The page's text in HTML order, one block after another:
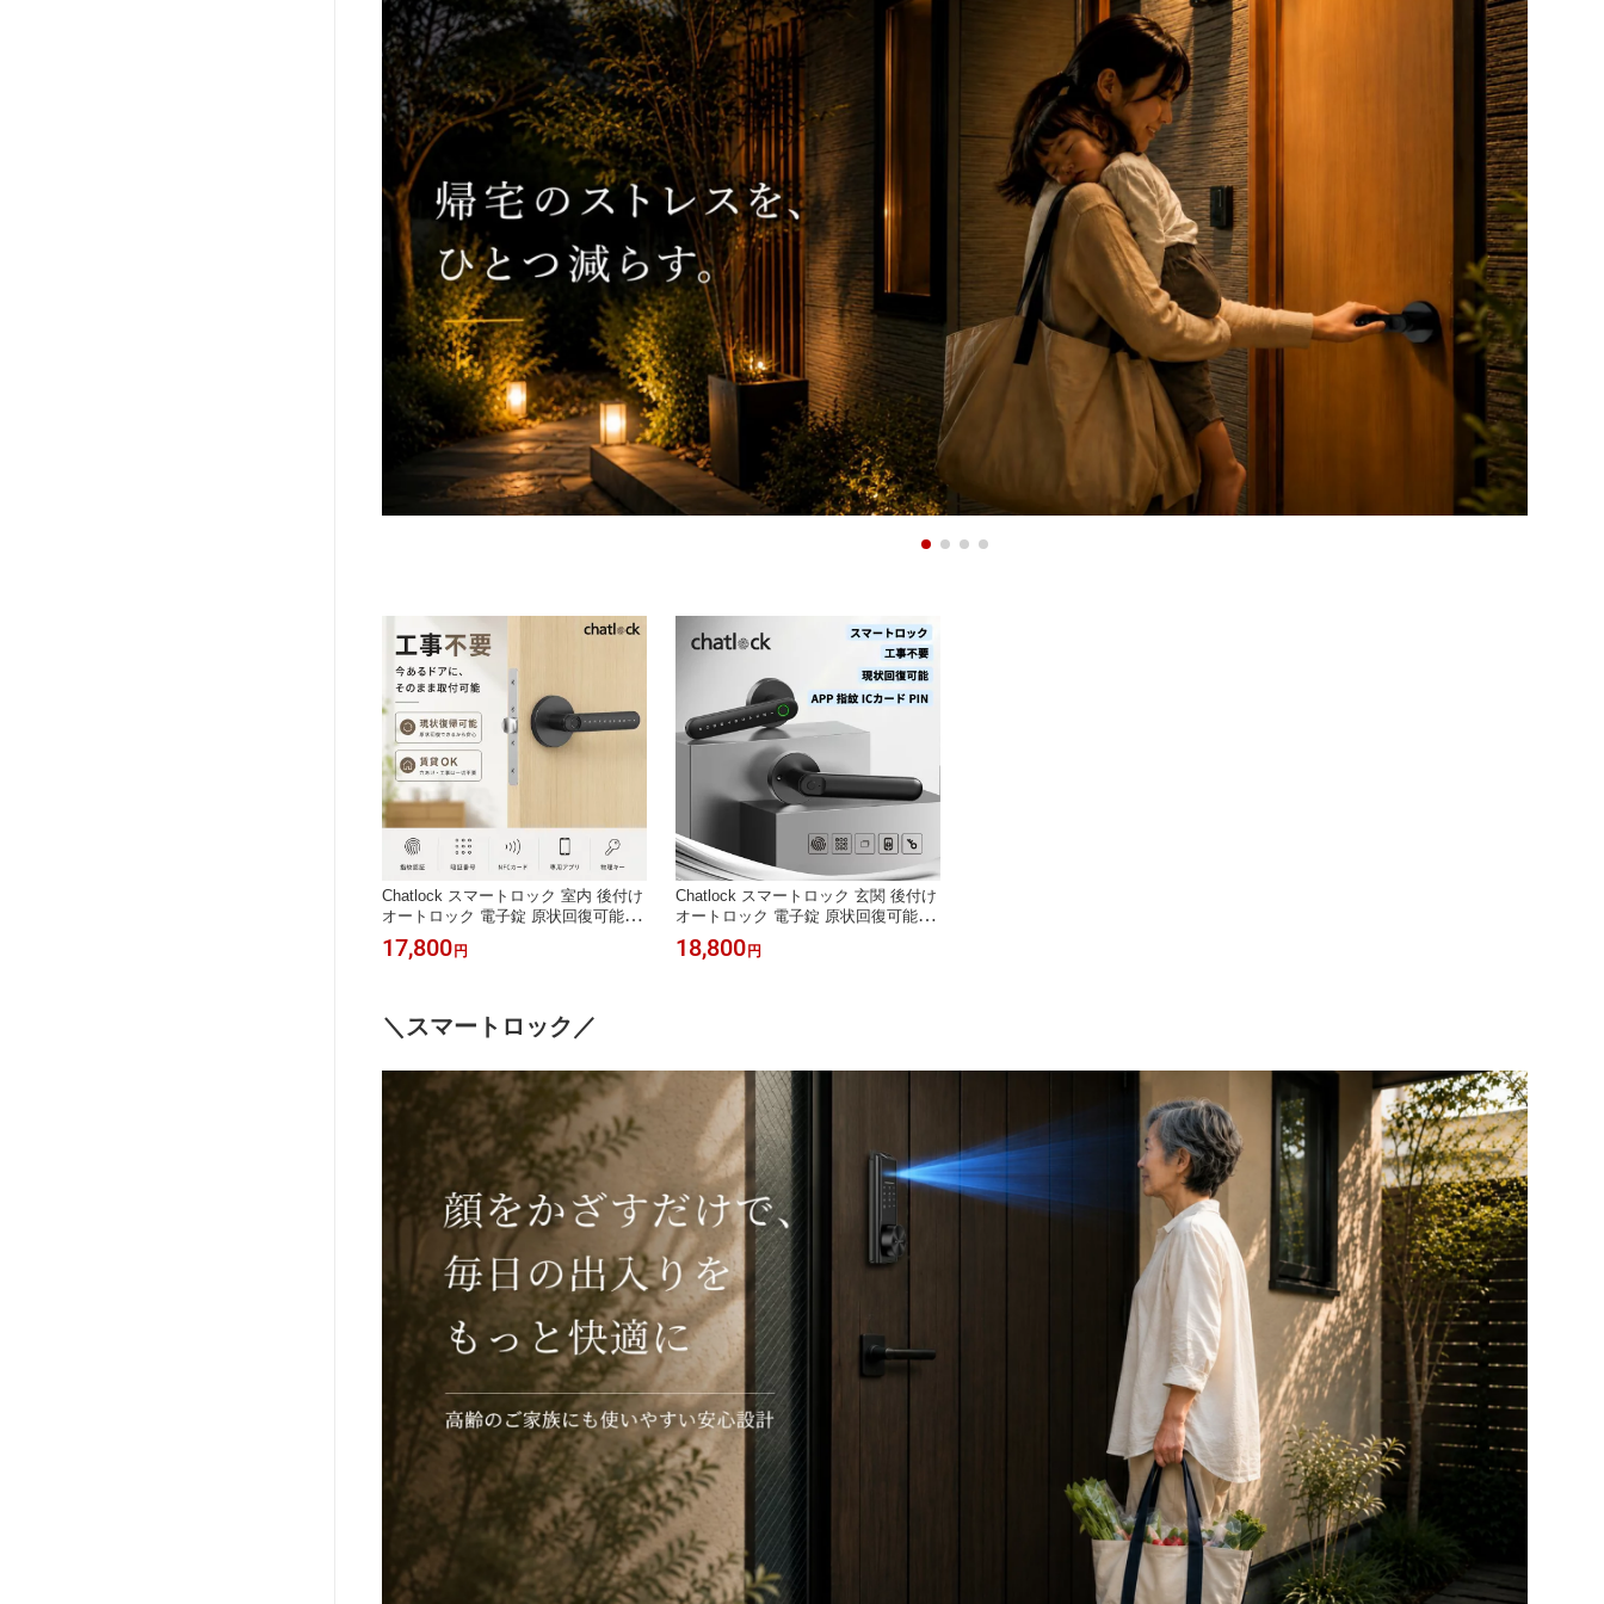
Chatlock スマートロック 室内 後付け
オートロック 電子錠 原状回復可能 遠
隔操作 専用アプリ対応 指紋認証 カー
ド解錠 工事不要 取付スペーサー付 防
ホーム スマートキー 穴あけ不要 玄関
送料無料
17,800円
Chatlock スマートロック 玄関 後付け
オートロック 電子錠 原状回復可能 遠
隔操作 専用アプリ対応 指紋認証 カー
ド解錠 工事不要 取付スペーサー付 防
18,800円
＼スマートロック／